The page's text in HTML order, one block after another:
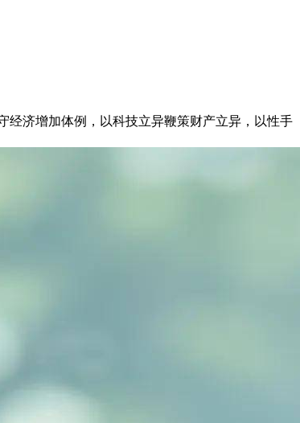
济增加体例，以科技立异鞭策财产立异，以性手